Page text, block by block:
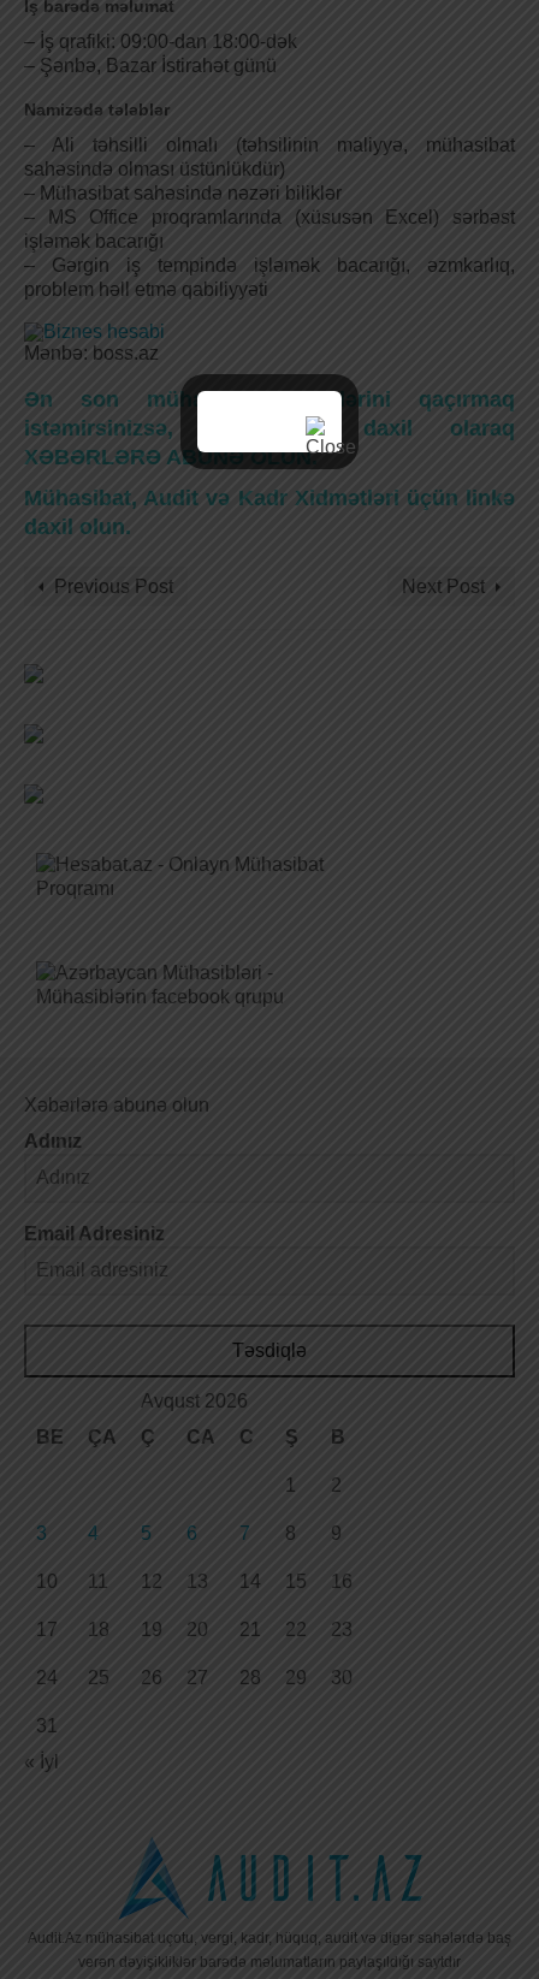
İş barədə məlumat
– İş qrafiki: 09:00-dan 18:00-dək
– Şənbə, Bazar İstirahət günü
Namizədə tələblər
– Ali təhsilli olmalı (təhsilinin maliyyə, mühasibat
sahəsində olması üstünlükdür)
– Mühasibat sahəsində nəzəri biliklər
– MS Office proqramlarında (xüsusən Excel) sərbəst
işləmək bacarığı
– Gərgin iş tempində işləmək bacarığı, əzmkarlıq,
problem həll etmə qabiliyyəti
Mənbə: boss.az
Ən son mühasibat xəbərlərini qaçırmaq
istəmirsinizsə, bu linkə daxil olaraq
XƏBƏRLƏRƏ ABUNƏ OLUN.
Mühasibat, Audit və Kadr Xidmətləri üçün linkə
daxil olun.
Previous Post Next Post
Xəbərlərə abunə olun
Adınız
Email Adresiniz
Təsdiqlə
Avqust 2026
BE
ÇA Ç CA C Ş B
1 2
3 4 5 6 7 8 9
10 11 12 13 14 15 16
17 18 19 20 21 22 23
24 25 26 27 28 29 30
31
« İyl
Audit.Az mühasibat uçotu, vergi, kadr, hüquq, audit və digər sahələrdə baş
verən dəyişikliklər barədə məlumatların paylaşıldığı saytdır